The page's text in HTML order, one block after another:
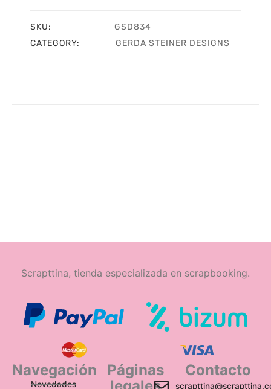
SKU:
GSD834
CATEGORY:
GERDA STEINER DESIGNS
Scrapttina, tienda especializada en scrapbooking.
Navegación
Novedades
Páginas
Contacto